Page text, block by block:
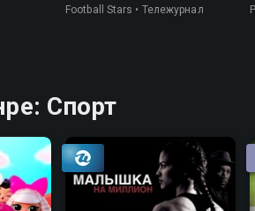
Football Stars • Тележурнал
Спорт